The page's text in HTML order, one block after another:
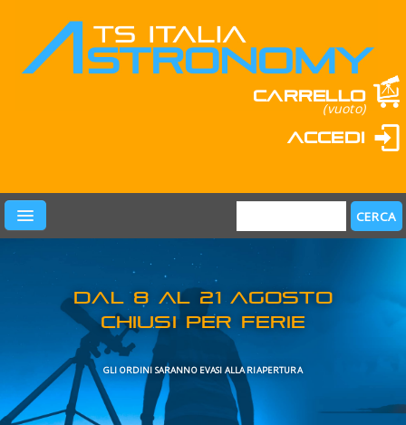
Carrello
(vuoto)
Accedi
PRODOTTI
LEARN & FUN
MARCHI